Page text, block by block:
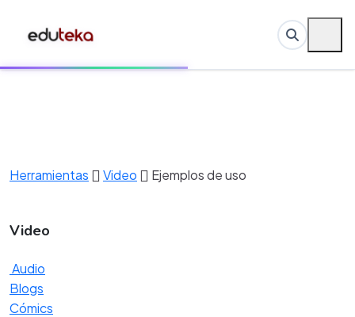
Herramientas Video Ejemplos de uso
Video
Audio
Blogs
Cómics